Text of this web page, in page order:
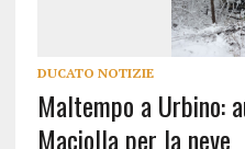
DUCATO NOTIZIE
Maltempo a Urbino:
Maciolla per la neve